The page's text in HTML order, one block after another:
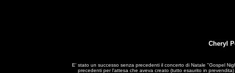
Cheryl
E' stato un successo senza precedenti il concerto di Natale "Gospel
precedenti per l'attesa che aveva creato (tutto esaurito in